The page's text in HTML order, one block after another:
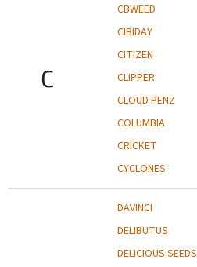
C
CBWEED
CIBIDAY
CITIZEN
CLIPPER
CLOUD PENZ
COLUMBIA
CRICKET
CYCLONES
DAVINCI
DELIBUTUS
DELICIOUS SEEDS